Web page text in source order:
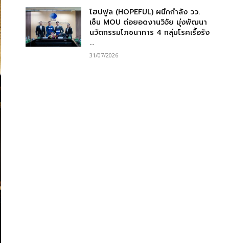
โฮปฟูล (HOPEFUL) ผนึกกำลัง วว.
เซ็น MOU ต่อยอดงานวิจัย มุ่งพัฒนา
นวัตกรรมโภชนาการ 4 กลุ่มโรคเรื้อรัง
...
31/07/2026